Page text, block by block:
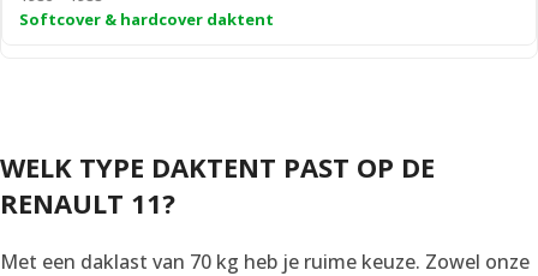
Softcover & hardcover daktent
WELK TYPE DAKTENT PAST OP DE
RENAULT 11?
Met een daklast van 70 kg heb je ruime keuze. Zowel onze